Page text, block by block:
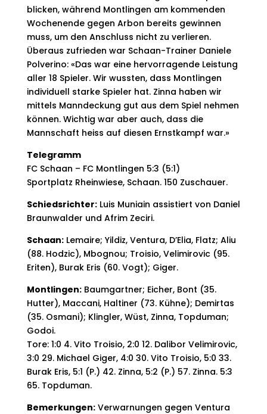
blicken, während Montlingen am kommenden
Wochenende gegen Arbon bereits gewinnen
muss, um den Anschluss nicht zu verlieren.
Überaus zufrieden war Schaan-Trainer Daniele
Polverino: «Das war eine hervorragende Leistung
aller 18 Spieler. Wir wussten, dass Montlingen
individuell starke Spieler hat. Zinna haben wir
mittels Manndeckung gut aus dem Spiel nehmen
können. Wichtig war aber auch, dass die
Mannschaft heiss auf diesen Ernstkampf war.»
Telegramm
FC Schaan – FC Montlingen 5:3 (5:1)
Sportplatz Rheinwiese, Schaan. 150 Zuschauer.
Schiedsrichter:Luis Muniain assistiert von Daniel
Braunwalder und Afrim Zeciri.
Schaan:Lemaire; Yildiz, Ventura, D’Elia, Flatz; Aliu
(88. Hodzic), Mbognou; Troisio, Velimirovic (95.
Eriten), Burak Eris (60. Vogt); Giger.
Montlingen:Baumgartner; Eicher, Bont (35.
Hutter), Maccani, Haltiner (73. Kühne); Demirtas
(35. Osmani); Klingler, Wüst, Zinna, Topduman;
Godoi.
Tore: 1:0 4. Vito Troisio, 2:0 12. Dalibor Velimirovic,
3:0 29. Michael Giger, 4:0 30. Vito Troisio, 5:0 33.
Burak Eris, 5:1 (P.) 42. Zinna, 5:2 (P.) 57. Zinna. 5:3
65. Topduman.
Bemerkungen:Verwarnungen gegen Ventura